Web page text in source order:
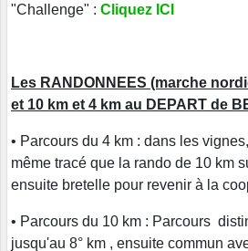
"Challenge" : Cliquez ICI
Les RANDONNEES (marche
et 10 km et 4 km au DEPART de
• Parcours du 4 km : dans les
même tracé que la rando de 10 km
ensuite bretelle pour revenir à la
• Parcours du 10 km : Parcours
jusqu'au 8° km , ensuite commun